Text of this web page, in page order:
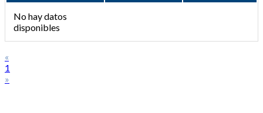
No hay datos
disponibles
«
1
»